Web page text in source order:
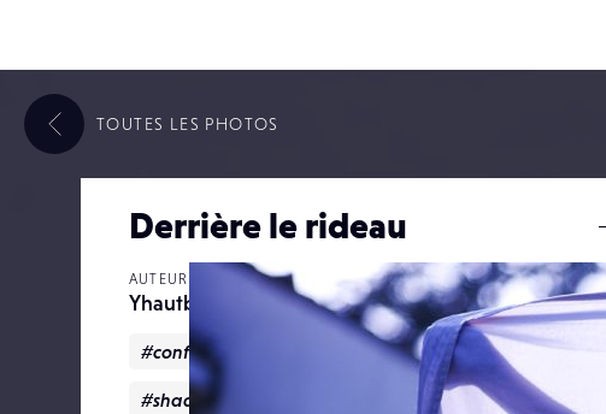
Derrière le rideau
AUTEUR
Yhautbois
#confinement #Couleur #lockdown
#shadow
TOUTES LES PHOTOS